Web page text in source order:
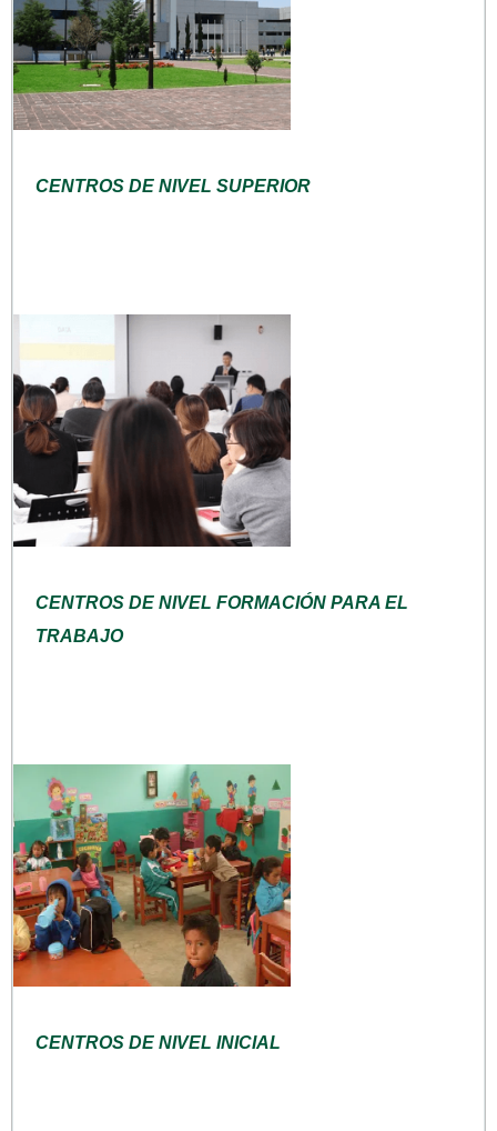
CENTROS DE NIVEL SUPERIOR
CENTROS DE NIVEL FORMACIÓN PARA EL
TRABAJO
CENTROS DE NIVEL INICIAL